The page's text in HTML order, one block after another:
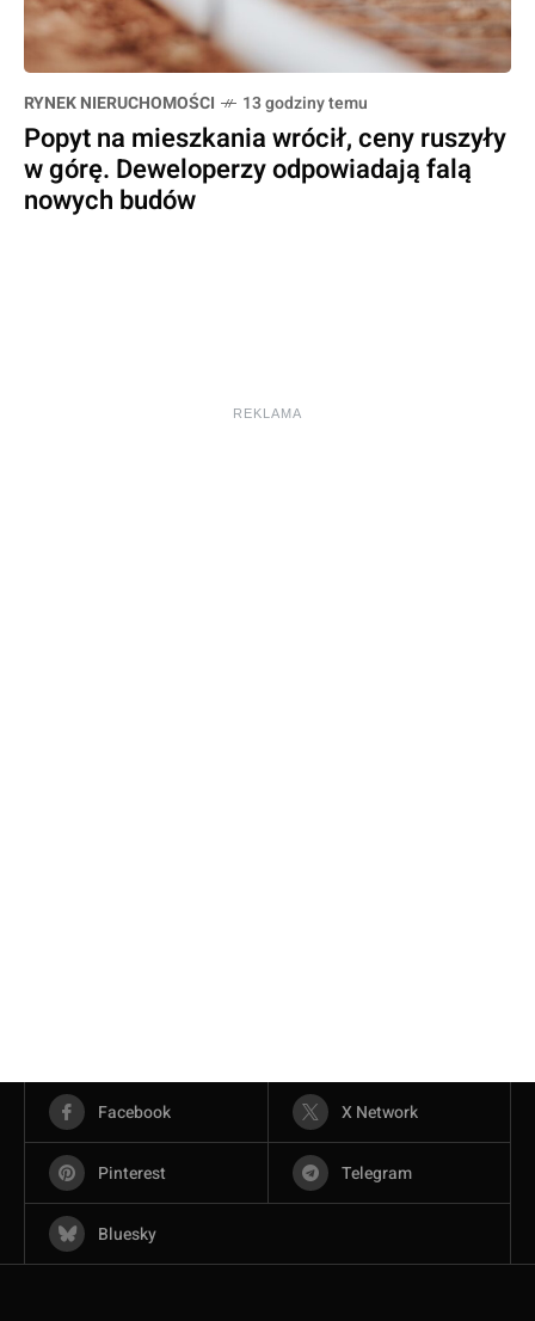
RYNEK NIERUCHOMOŚCI 13 godziny temu
Popyt na mieszkania wrócił, ceny ruszyły
w górę. Deweloperzy odpowiadają falą
nowych budów
REKLAMA
Facebook X Network
Pinterest Telegram
Bluesky